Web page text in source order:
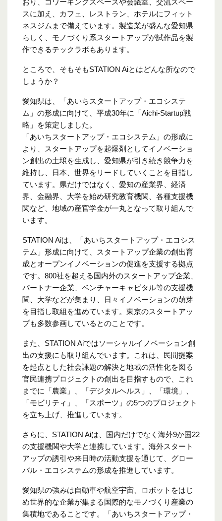
おり、コワーキングスペースや会議室、交流スペー
スに加え、カフェ、レストラン、ホテルにフィット
ネスジムまで備えています。製造業が盛んな愛知県
らしく、モノづくり系スタートアップが試作品を製
作できるテックラボもあります。
ところで、そもそもSTATION Aiとはどんな所なので
しょうか？
愛知県は、「あいちスタートアップ・エコシステ
ム」の形成に向けて、平成30年に「Aichi-Startup戦
略」を策定しました。
「あいちスタートアップ・エコシステム」の形成に
より、スタートアップを起爆剤としてイノベーショ
ン創出の土壌を生成し、愛知県が引き続き競争力を
維持し、日本、世界をリードしていくことを目指し
ています。県だけではなく、愛知の産業界、経済
界、金融界、大学を始め研究教育機関、各種支援機
関など、地域の産官学金が一丸となって取り組んで
います。
STATION Aiは、「あいちスタートアップ・エコシス
テム」形成に向けて、スタートアップ企業の創出育
成とオープンイノベーションの促進を支援する拠点
です。800社を超える国内外のスタートアップ企業、
パートナー企業、ベンチャーキャピタル等の支援機
関、大学などが集まり、日々イノベーションの萌芽
を目指し取組を進めています。東京のスタートアッ
プも多数参画しているとのことです。
また、STATION Aiではソーシャルイノベーション創
出の支援にも取り組んでいます。これは、民間提案
を起点とした社会課題の解決と地域の活性化を図る
官民連携プロジェクトの創出を目指すもので、これ
までに「農業」、「デジタルヘルス」、「環境」、
「モビリティ」、「スポーツ」の5つのプロジェクト
を立ち上げ、推進しています。
さらに、STATION Aiは、国内だけでなく海外9か国22
の支援機関や大学と連携しています。海外スタート
アップの誘引や来日時の活動支援を通じて、グロー
バル・エコシステムの形成を推進しています。
愛知県の強みは自動車や航空宇宙、ロボットをはじ
め世界的な企業が集まる国際的なモノづくり産業の
集積地であることです。「あいちスタートアップ・